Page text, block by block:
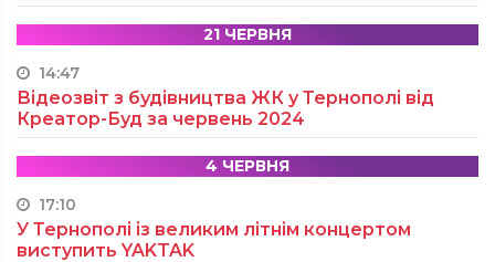
21 ЧЕРВНЯ
14:47
Відеозвіт з будівництва ЖК у Тернополі від
Креатор-Буд за червень 2024
4 ЧЕРВНЯ
17:10
У Тернополі із великим літнім концертом
виступить YAKTAK